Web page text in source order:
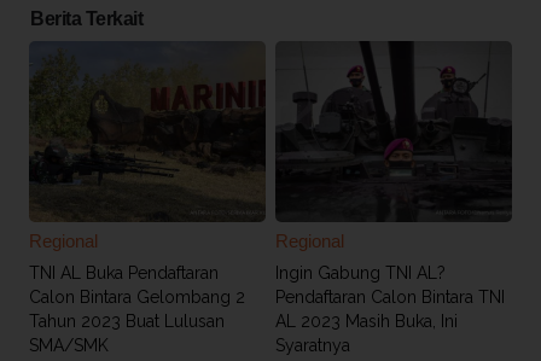
Berita Terkait
Regional
TNI AL Buka Pendaftaran
Calon Bintara Gelombang 2
Tahun 2023 Buat Lulusan
SMA/SMK
Regional
Ingin Gabung TNI AL?
Pendaftaran Calon Bintara TNI
AL 2023 Masih Buka, Ini
Syaratnya